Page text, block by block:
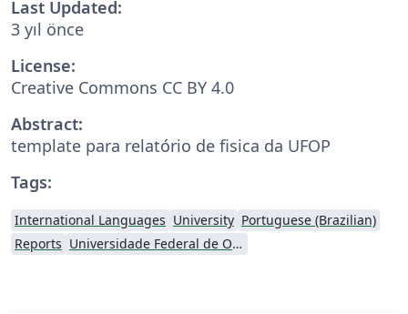
Last Updated:
3 yıl önce
License:
Creative Commons CC BY 4.0
Abstract:
template para relatório de fisica da UFOP
Tags:
International Languages University Portuguese (Brazilian)
Reports
Universidade Federal de Ouro Preto